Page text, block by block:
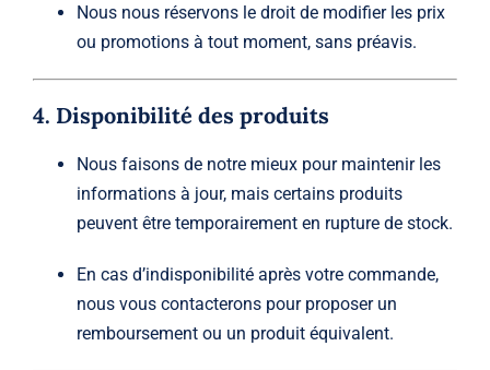
Nous nous réservons le droit de modifier les prix
ou promotions à tout moment, sans préavis.
4. Disponibilité des produits
Nous faisons de notre mieux pour maintenir les
informations à jour, mais certains produits
peuvent être temporairement en rupture de stock.
En cas d’indisponibilité après votre commande,
nous vous contacterons pour proposer un
remboursement ou un produit équivalent.